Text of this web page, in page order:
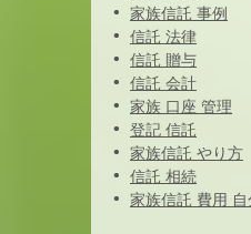
家族信託 事例
信託 法律
信託 贈与
信託 会計
家族 口座 管理
登記 信託
家族信託 やり方
信託 相続
家族信託 費用 自